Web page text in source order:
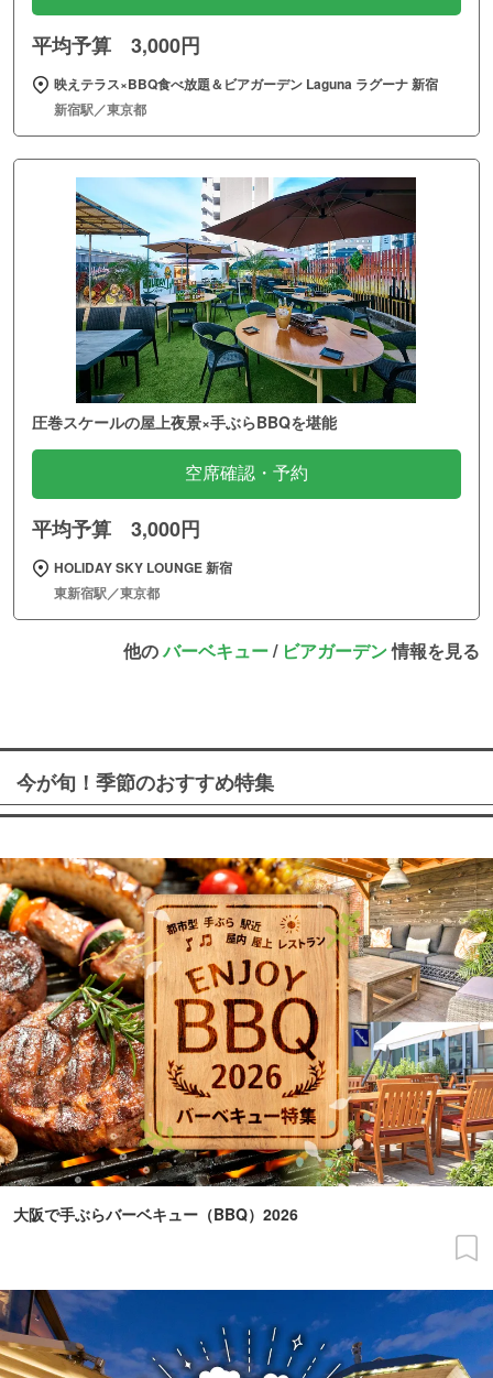
平均予算 3,000円
映えテラス×BBQ食べ放題＆ビアガーデン Laguna ラグーナ 新宿
新宿駅／東京都
圧巻スケールの屋上夜景×手ぶらBBQを堪能
空席確認・予約
平均予算 3,000円
HOLIDAY SKY LOUNGE 新宿
東新宿駅／東京都
他のバーベキュー/ ビアガーデン情報を見る
今が旬！季節のおすすめ特集
大阪で手ぶらバーベキュー（BBQ）2026